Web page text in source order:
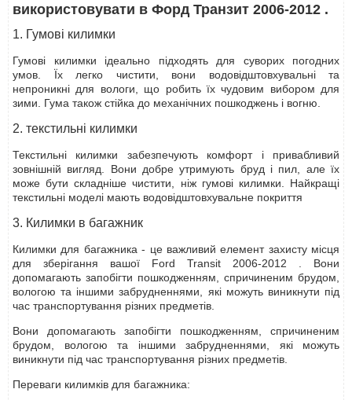
використовувати в Форд Транзит 2006-2012 .
1. Гумові килимки
Гумові килимки ідеально підходять для суворих погодних
умов. Їх легко чистити, вони водовідштовхувальні та
непроникні для вологи, що робить їх чудовим вибором для
зими. Гума також стійка до механічних пошкоджень і вогню.
2. текстильні килимки
Текстильні килимки забезпечують комфорт і привабливий
зовнішній вигляд. Вони добре утримують бруд і пил, але їх
може бути складніше чистити, ніж гумові килимки. Найкращі
текстильні моделі мають водовідштовхувальне покриття
3. Килимки в багажник
Килимки для багажника - це важливий елемент захисту місця
для зберігання вашої Ford Transit 2006-2012 . Вони
допомагають запобігти пошкодженням, спричиненим брудом,
вологою та іншими забрудненнями, які можуть виникнути під
час транспортування різних предметів.
Вони допомагають запобігти пошкодженням, спричиненим
брудом, вологою та іншими забрудненнями, які можуть
виникнути під час транспортування різних предметів.
Переваги килимків для багажника: